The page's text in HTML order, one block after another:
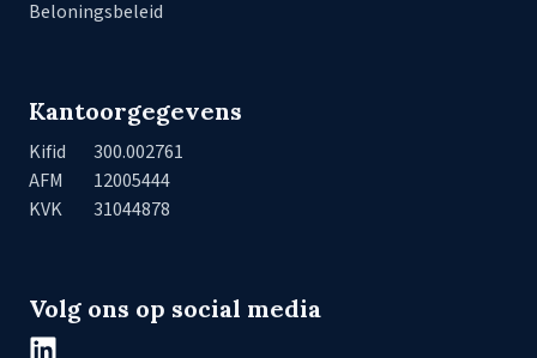
Beloningsbeleid
Kantoorgegevens
Kifid
300.002761
AFM
12005444
KVK
31044878
Volg ons op social media